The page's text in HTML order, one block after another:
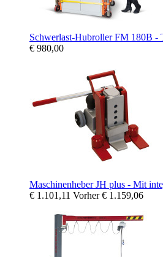
Schwerlast-Hubroller FM 180B -
€ 980,00
Maschinenheber JH plus - Mit
€ 1.101,11 Vorher€ 1.159,06